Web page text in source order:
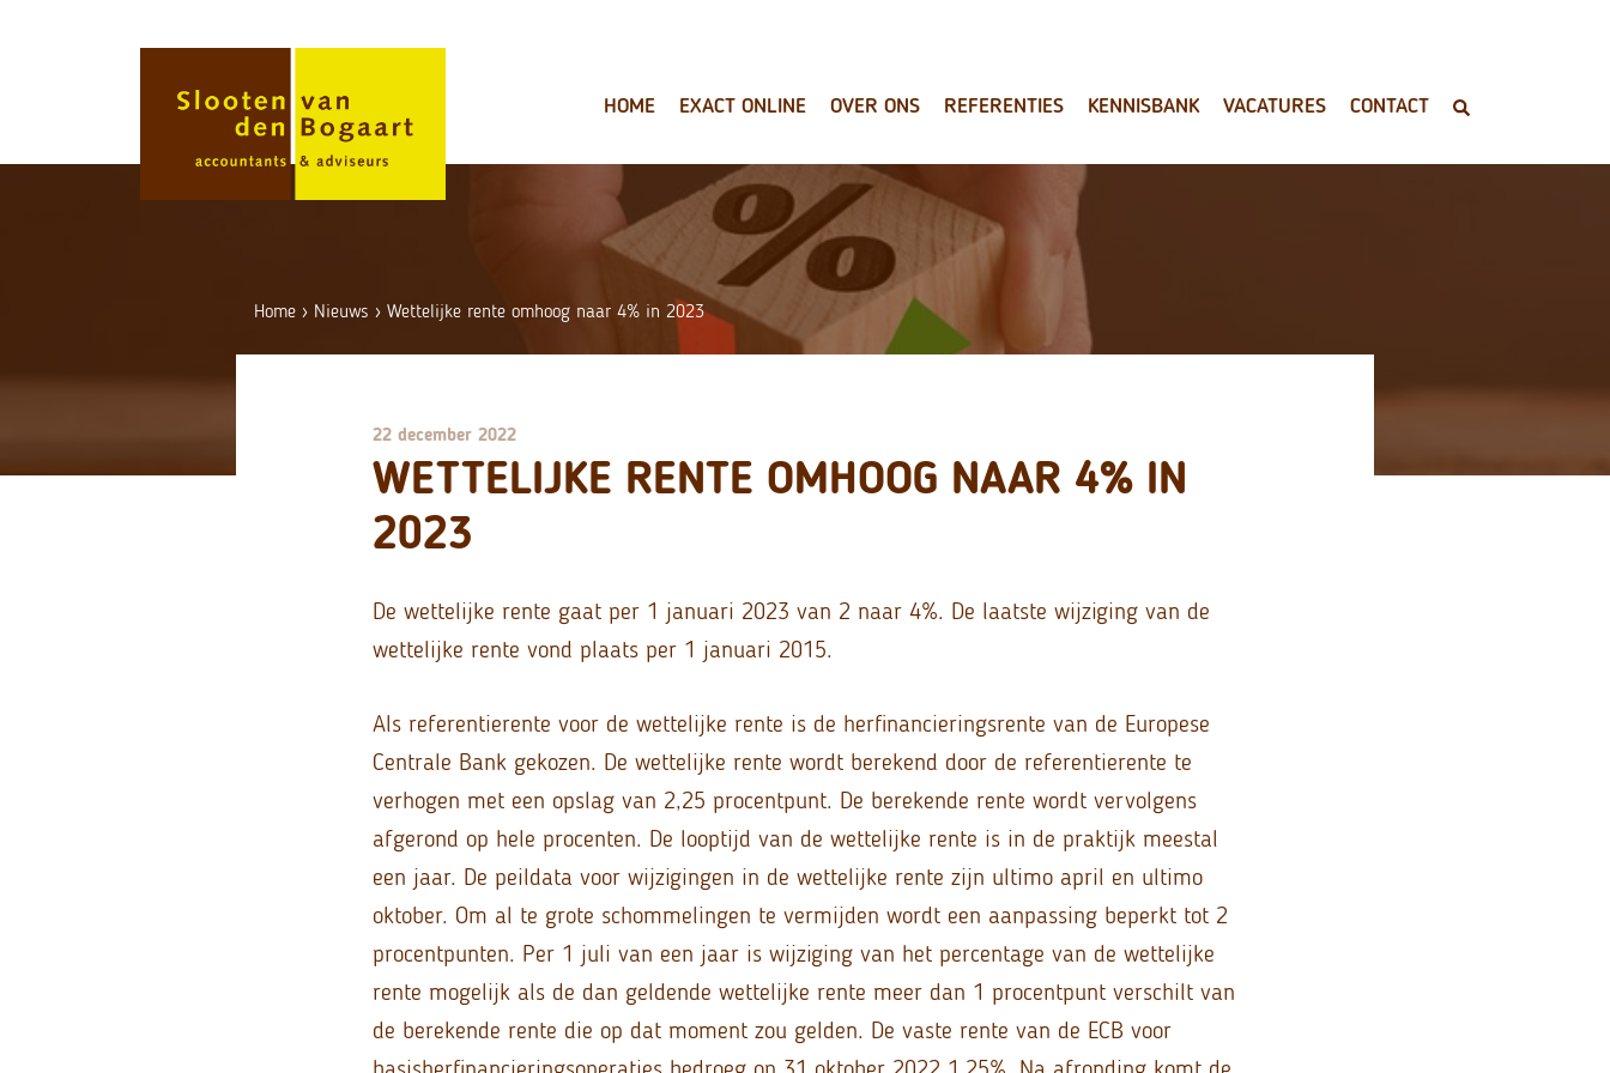
HOME EXACT ONLINE OVER ONS REFERENTIES KENNISBANK VACATURES CONTACT
Home › Nieuws › Wettelijke rente omhoog naar 4% in 2023
22 december 2022
WETTELIJKE RENTE OMHOOG NAAR 4% IN
2023
De wettelijke rente gaat per 1 januari 2023 van 2 naar 4%. De laatste wijziging van de
wettelijke rente vond plaats per 1 januari 2015.
Als referentierente voor de wettelijke rente is de herfinancieringsrente van de Europese
Centrale Bank gekozen. De wettelijke rente wordt berekend door de referentierente te
verhogen met een opslag van 2,25 procentpunt. De berekende rente wordt vervolgens
afgerond op hele procenten. De looptijd van de wettelijke rente is in de praktijk meestal
een jaar. De peildata voor wijzigingen in de wettelijke rente zijn ultimo april en ultimo
oktober. Om al te grote schommelingen te vermijden wordt een aanpassing beperkt tot 2
procentpunten. Per 1 juli van een jaar is wijziging van het percentage van de wettelijke
rente mogelijk als de dan geldende wettelijke rente meer dan 1 procentpunt verschilt van
de berekende rente die op dat moment zou gelden. De vaste rente van de ECB voor